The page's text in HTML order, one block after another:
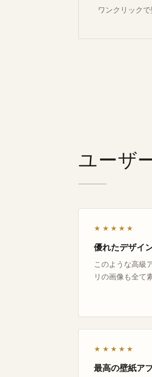
ワンクリック
ユーザ
★★★★★
優れたデザイ
このような高級
リの画像も全て
★★★★★
最高の壁紙ア